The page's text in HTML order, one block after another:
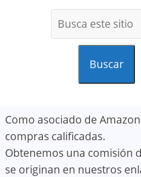
Buscar
Como asociado de
compras calificadas.
Obtenemos una comisión
se originan en nuestros